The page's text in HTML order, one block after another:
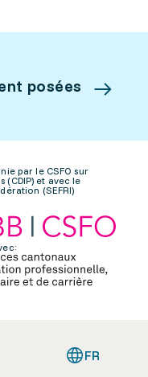
posées
par le CSFO sur
(CDIP) et avec le
(SEFRI)
FR